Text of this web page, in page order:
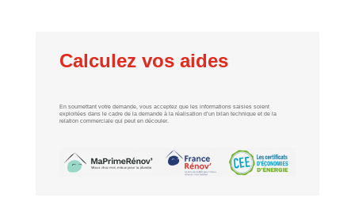
Calculez vos aides
En soumettant votre demande, vous acceptez que les informations saisies soient
exploitées dans le cadre de la demande à la réalisation d’un bilan technique et de la
relation commerciale qui peut en découler.